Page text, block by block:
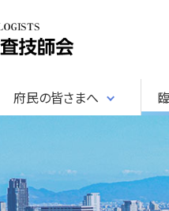
府民の皆さまへ